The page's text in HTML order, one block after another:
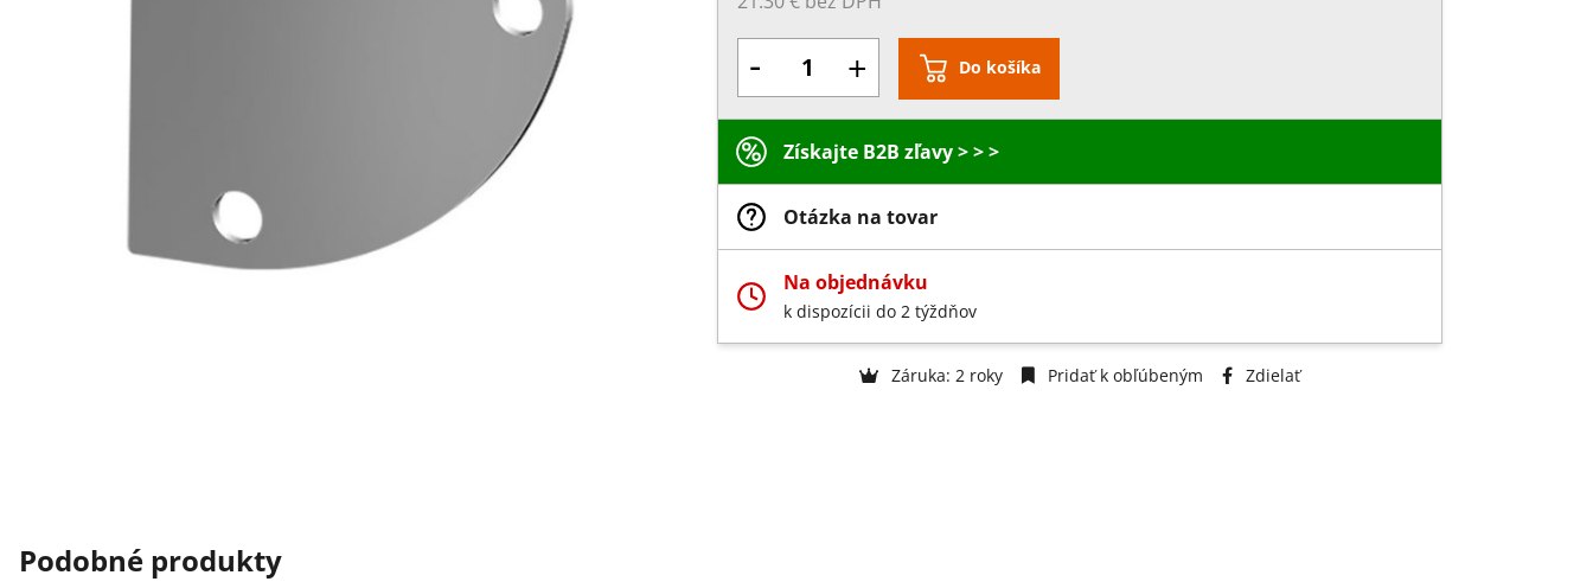
- + Do košíka
Získajte B2B zľavy > > >
Otázka na tovar
Na objednávku
k dispozícii do 2 týždňov
Záruka: 2 roky Pridať k obľúbeným Zdielať
Podobné produkty